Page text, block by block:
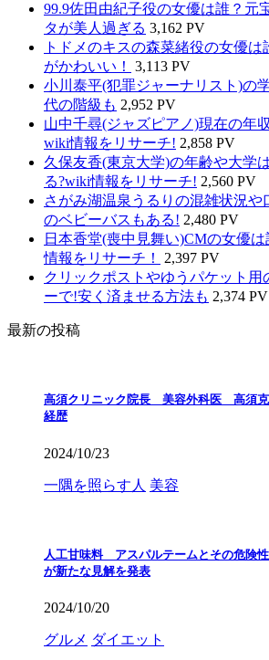
99.9佐田由紀子役の女優は誰？元
タが美人過ぎる 3,162 PV
トドメのキスの森菜緒役の女優
がかわいい！
3,113 PV
小川泰平(犯罪ジャーナリスト)の
代の階級も 2,952 PV
山中千尋(ジャズピアノ)現在の年
wiki情報をリサーチ! 2,858 PV
久保友香(東京大学)の年齢や大学
る?wiki情報をリサーチ! 2,560 PV
さがみ湖温泉うるりの混雑状況や
のベビーバスもある! 2,480 PV
日本香堂(喪中見舞い)CMの女優
情報をリサーチ！
2,397 PV
クリックポストやゆうパケット用
ーで!安く済ませる方法も 2,374 PV
最新の投稿
高須クリニック院長 美容外科医 高須克
経歴
2024/10/23
一隅を照らす人 美容
人工甘味料 アスパルテームとその危険
が新たな見解を発表
2024/10/20
グルメ ダイエット